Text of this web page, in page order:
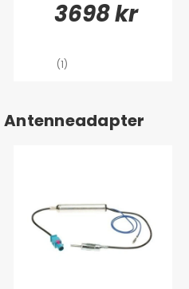
3698 kr
(1)
Antenneadapter